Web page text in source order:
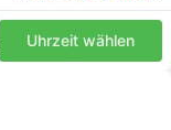
Uhrzeit wählen